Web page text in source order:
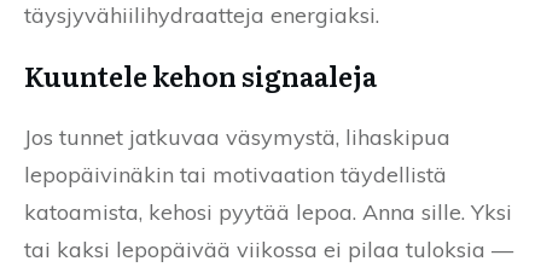
täysjyvähiilihydraatteja energiaksi.
Kuuntele kehon signaaleja
Jos tunnet jatkuvaa väsymystä, lihaskipua
lepopäivinäkin tai motivaation täydellistä
katoamista, kehosi pyytää lepoa. Anna sille. Yksi
tai kaksi lepopäivää viikossa ei pilaa tuloksia —